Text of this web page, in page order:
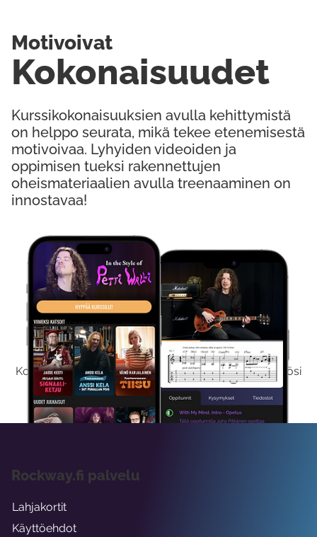
Kokeile Ilmaiseksi
Kokeilemalla ilmaiseksi saat koko sisältömme käyttöösi
viikon ajaksi.
Kurssikokonaisuuksien avulla kehittymistä
on helppo seurata, mikä tekee etenemisestä
motivoivaa. Lyhyiden videoiden ja
oppimisen tueksi rakennettujen
oheismateriaalien avulla treenaaminen on
innostavaa!
Kokonaisuudet
Motivoivat
Rockway.fi palvelu
Lahjakortit
Käyttöehdot